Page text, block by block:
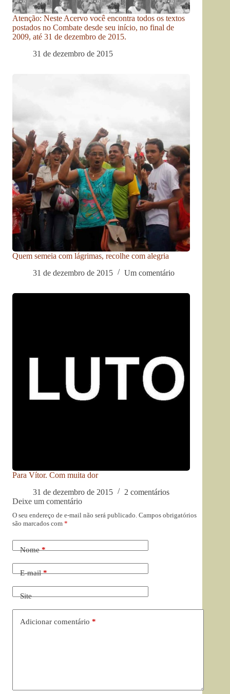
Atenção: Neste Acervo você encontra todos os textos
postados no Combate desde seu início, no final de
2009, até 31 de dezembro de 2015.
31 de dezembro de 2015
Quem semeia com lágrimas, recolhe com alegria
31 de dezembro de 2015
Um comentário
Para Vítor. Com muita dor
31 de dezembro de 2015
2 comentários
Deixe um comentário
O seu endereço de e-mail não será publicado. Campos obrigatórios
são marcados com *
Nome*
E-mail*
Site
Adicionar comentário *